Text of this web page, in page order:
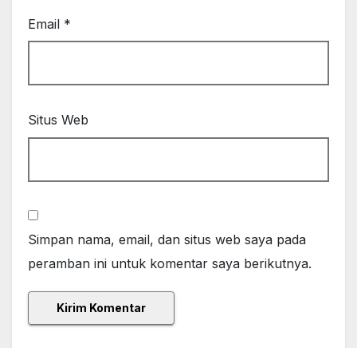
Email *
Situs Web
Simpan nama, email, dan situs web saya pada
peramban ini untuk komentar saya berikutnya.